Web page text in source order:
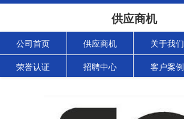
供应商机
公司首页 供应商机 关于我们
荣誉认证 招聘中心 客户案例